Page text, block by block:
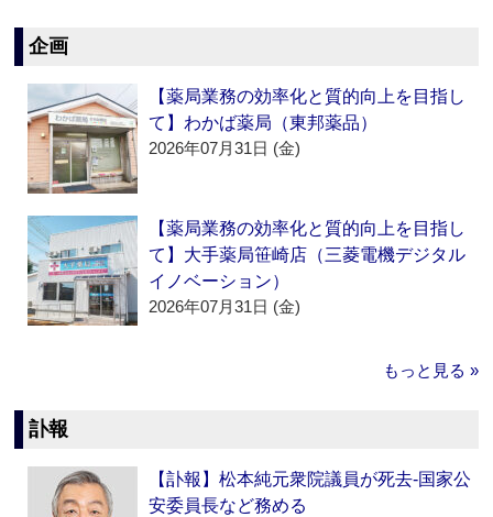
企画
【薬局業務の効率化と質的向上を目指し
て】わかば薬局（東邦薬品）
2026年07月31日 (金)
【薬局業務の効率化と質的向上を目指し
て】大手薬局笹崎店（三菱電機デジタル
イノベーション）
2026年07月31日 (金)
もっと見る »
訃報
【訃報】松本純元衆院議員が死去‐国家公
安委員長など務める